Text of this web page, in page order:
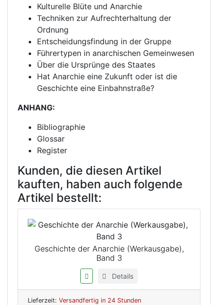
Kulturelle Blüte und Anarchie
Techniken zur Aufrechterhaltung der
Ordnung
Entscheidungsfindung in der Gruppe
Führertypen in anarchischen Gemeinwesen
Über die Ursprünge des Staates
Hat Anarchie eine Zukunft oder ist die
Geschichte eine Einbahnstraße?
ANHANG:
Bibliographie
Glossar
Register
Kunden, die diesen Artikel
kauften, haben auch folgende
Artikel bestellt:
Geschichte der Anarchie (Werkausgabe),
Band 3
Details
Lieferzeit: Versandfertig in 24 Stunden